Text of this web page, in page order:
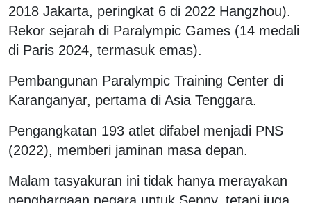
2018 Jakarta, peringkat 6 di 2022 Hangzhou).
Rekor sejarah di Paralympic Games (14 medali
di Paris 2024, termasuk emas).
Pembangunan Paralympic Training Center di
Karanganyar, pertama di Asia Tenggara.
Pengangkatan 193 atlet difabel menjadi PNS
(2022), memberi jaminan masa depan.
Malam tasyakuran ini tidak hanya merayakan